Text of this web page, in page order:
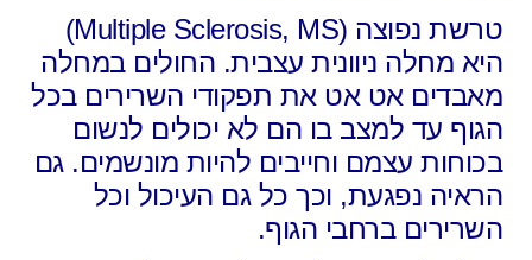
טרשת נפוצה (Multiple Sclerosis, MS)
היא מחלה ניוונית עצבית. החולים במחלה
מאבדים אט אט את תפקודי השרירים בכל
הגוף עד למצב בו הם לא יכולים לנשום
בכוחות עצמם וחייבים להיות מונשמים. גם
הראיה נפגעת, וכך כל גם העיכול וכל
השרירים ברחבי הגוף.